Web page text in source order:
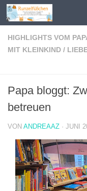
Zum Inhalt springen
HIGHLIGHTS VOM
MIT KLEINKIND /
Papa bloggt:
betreuen
VON ANDREAAZ · JUNI